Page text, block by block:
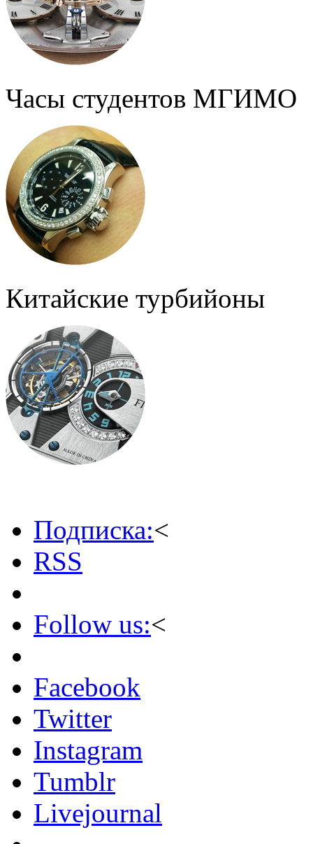
Часы студентов МГИМО
Китайские турбийоны
Подписка:<
RSS
Follow us:<
Facebook
Twitter
Instagram
Tumblr
Livejournal